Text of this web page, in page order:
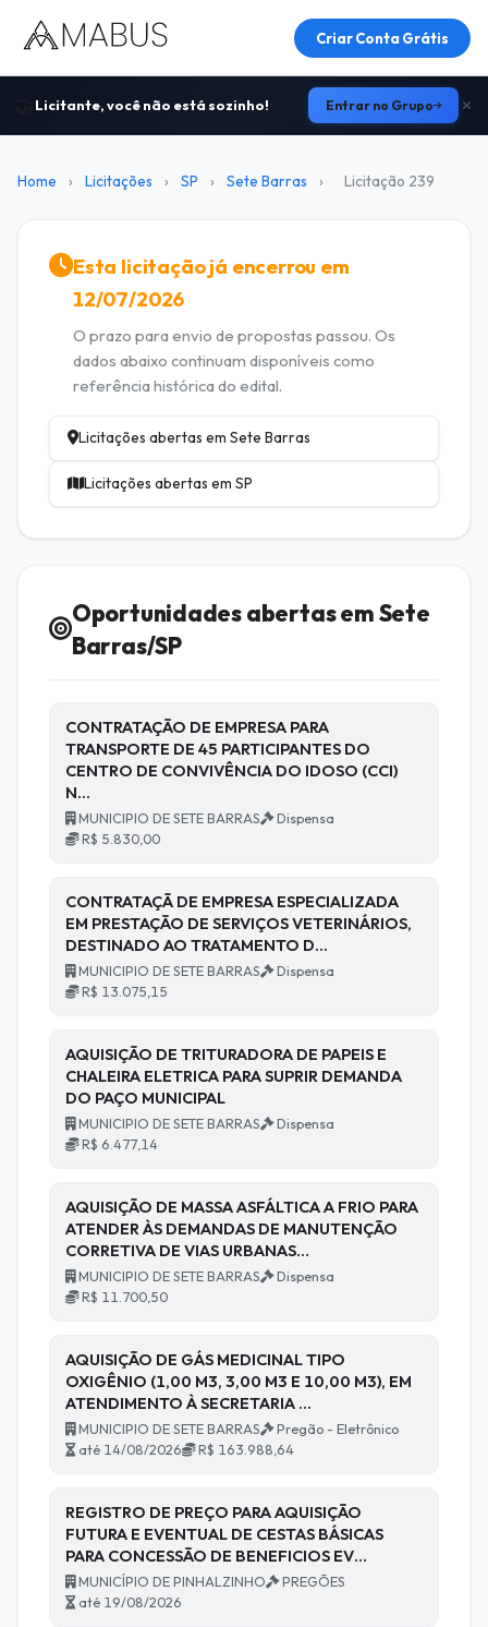
Criar Conta Grátis
Licitante, você não está sozinho! Entrar no Grupo
Home › Licitações › SP › Sete Barras › Licitação 239
Esta licitação já encerrou em
12/07/2026
O prazo para envio de propostas passou. Os
dados abaixo continuam disponíveis como
referência histórica do edital.
Licitações abertas em Sete Barras
Licitações abertas em SP
Oportunidades abertas em Sete
Barras/SP
CONTRATAÇÃO DE EMPRESA PARA
TRANSPORTE DE 45 PARTICIPANTES DO
CENTRO DE CONVIVÊNCIA DO IDOSO (CCI)
N…
MUNICIPIO DE SETE BARRAS
Dispensa
R$ 5.830,00
CONTRATAÇÃ DE EMPRESA ESPECIALIZADA
EM PRESTAÇÃO DE SERVIÇOS VETERINÁRIOS,
DESTINADO AO TRATAMENTO D…
MUNICIPIO DE SETE BARRAS
Dispensa
R$ 13.075,15
AQUISIÇÃO DE TRITURADORA DE PAPEIS E
CHALEIRA ELETRICA PARA SUPRIR DEMANDA
DO PAÇO MUNICIPAL
MUNICIPIO DE SETE BARRAS
Dispensa
R$ 6.477,14
AQUISIÇÃO DE MASSA ASFÁLTICA A FRIO PARA
ATENDER ÀS DEMANDAS DE MANUTENÇÃO
CORRETIVA DE VIAS URBANAS…
MUNICIPIO DE SETE BARRAS
Dispensa
R$ 11.700,50
AQUISIÇÃO DE GÁS MEDICINAL TIPO
OXIGÊNIO (1,00 M3, 3,00 M3 E 10,00 M3), EM
ATENDIMENTO À SECRETARIA …
MUNICIPIO DE SETE BARRAS
Pregão - Eletrônico
até 14/08/2026
R$ 163.988,64
REGISTRO DE PREÇO PARA AQUISIÇÃO
FUTURA E EVENTUAL DE CESTAS BÁSICAS
PARA CONCESSÃO DE BENEFICIOS EV…
MUNICÍPIO DE PINHALZINHO
PREGÕES
até 19/08/2026